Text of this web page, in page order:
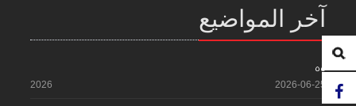
آخر المواضيع
55
2026-06-25
2026